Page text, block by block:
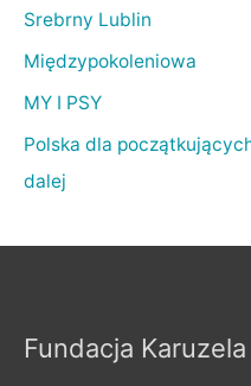
Srebrny Lublin
Międzypokoleniowa
MY I PSY
Polska dla
dalej
Fundacja